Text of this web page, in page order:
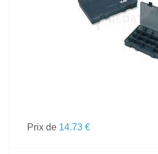
VOIR LE PRODUIT
Prix de 14.73 €